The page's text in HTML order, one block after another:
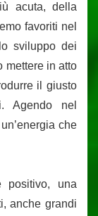
acuta, della
favoriti nel
sviluppo dei
mettere in atto
il giusto
Agendo nel
che
positivo, una
anche grandi